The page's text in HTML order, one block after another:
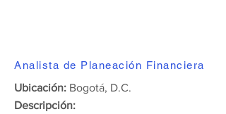
Analista de Planeación Financiera
Ubicación: Bogotá, D.C.
Descripción: